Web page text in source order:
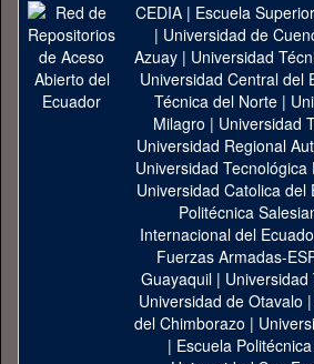
CEDIA| Escuela
| Universidad de
Azuay| Universidad
Universidad Central del
Técnica del Norte |
Milagro | Universidad
Universidad Regional
Universidad Tecnológica
Universidad Catolica del
Politécnica
Internacional del
Fuerzas Armadas-
Guayaquil|
Universidad de Otavalo |
del Chimborazo |
| Escuela